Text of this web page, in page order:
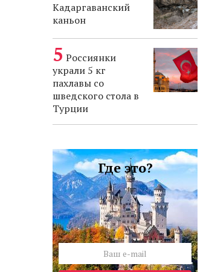
Кадаргаванский
каньон
Россиянки
украли 5 кг
пахлавы со
шведского стола в
Турции
Где это?